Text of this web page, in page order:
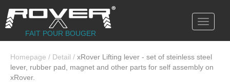
Toggle
FAIT POUR BOUGER
Homepage / Detail / xRover Lifting lever - set of steinless steel
lever, rubber pad, magnet and other parts for self assembly on
xRover.